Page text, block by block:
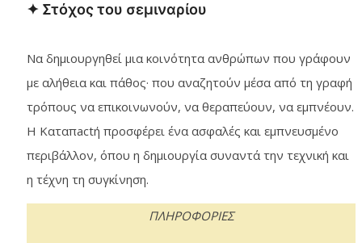
✦ Στόχος του σεμιναρίου
Να δημιουργηθεί μια κοινότητα ανθρώπων που γράφουν
με αλήθεια και πάθος· που αναζητούν μέσα από τη γραφή
τρόπους να επικοινωνούν, να θεραπεύουν, να εμπνέουν.
Η Καταπactή προσφέρει ένα ασφαλές και εμπνευσμένο
περιβάλλον, όπου η δημιουργία συναντά την τεχνική και
η τέχνη τη συγκίνηση.
ΠΛΗΡΟΦΟΡΙΕΣ